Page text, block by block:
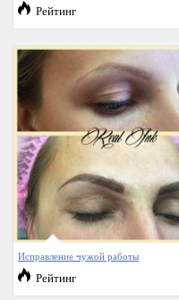
Рейтинг
Исправление чужой работы
Рейтинг